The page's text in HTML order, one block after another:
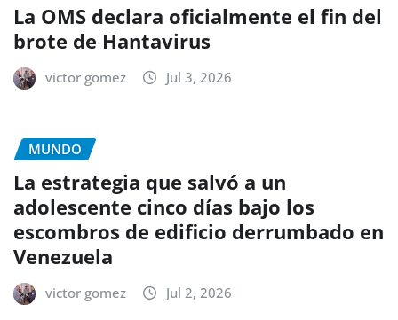
La OMS declara oficialmente el fin del
brote de Hantavirus
victor gomez Jul 3, 2026
MUNDO
La estrategia que salvó a un
adolescente cinco días bajo los
escombros de edificio derrumbado en
Venezuela
victor gomez Jul 2, 2026